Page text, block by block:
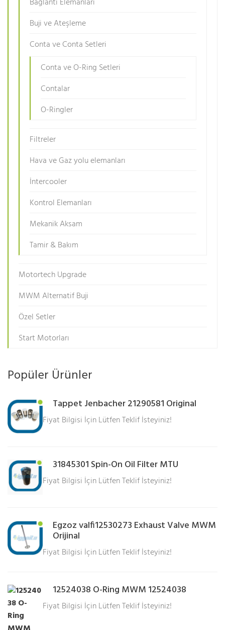
Bağlantı Elemanları
Buji ve Ateşleme
Conta ve Conta Setleri
Conta ve O-Ring Setleri
Contalar
O-Ringler
Filtreler
Hava ve Gaz yolu elemanları
İntercooler
Kontrol Elemanları
Mekanik Aksam
Tamir & Bakım
Motortech Upgrade
MWM Alternatif Buji
Özel Setler
Start Motorları
Popüler Ürünler
Tappet Jenbacher 21290581 Original
Fiyat Bilgisi İçin Lütfen Teklif İsteyiniz!
31845301 Spin-On Oil Filter MTU
Fiyat Bilgisi İçin Lütfen Teklif İsteyiniz!
Egzoz valfi12530273 Exhaust Valve MWM
Orijinal
Fiyat Bilgisi İçin Lütfen Teklif İsteyiniz!
12524038 O-Ring MWM 12524038
Fiyat Bilgisi İçin Lütfen Teklif İsteyiniz!